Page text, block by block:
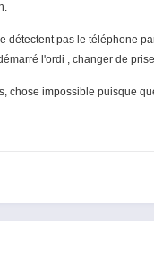
pas le téléphone
l'ordi , changer de
chose impossible puisque